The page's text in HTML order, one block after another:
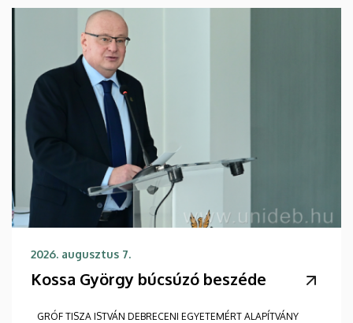
2026. augusztus 7.
Kossa György búcsúzó beszéde
GRÓF TISZA ISTVÁN DEBRECENI EGYETEMÉRT ALAPÍTVÁNY